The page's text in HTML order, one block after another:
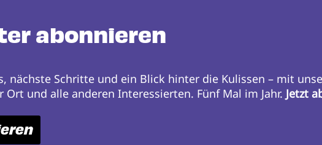
abonnieren
nächste Schritte und ein Blick hinter die Kulissen – mit
Ort und alle anderen Interessierten. Fünf Mal im Jahr. Jetzt